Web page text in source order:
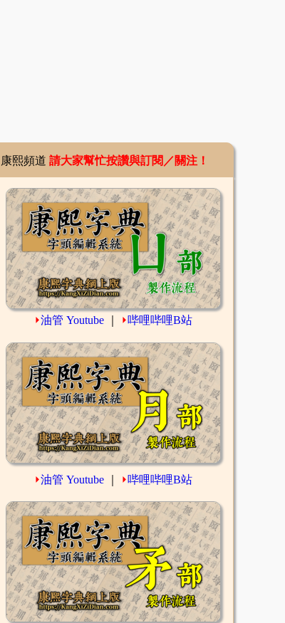
康熙頻道 請大家幫忙按讚與訂閱／關注！
⏵油管 Youtube ⏵哔哩哔哩B站
⏵油管 Youtube ⏵哔哩哔哩B站